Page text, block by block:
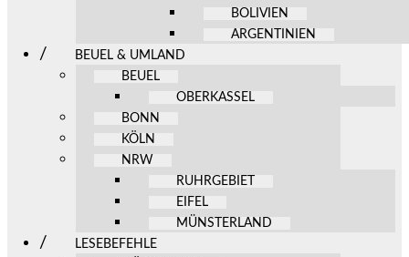
BOLIVIEN
ARGENTINIEN
BEUEL & UMLAND
BEUEL
OBERKASSEL
BONN
KÖLN
NRW
RUHRGEBIET
EIFEL
MÜNSTERLAND
LESEBEFEHLE